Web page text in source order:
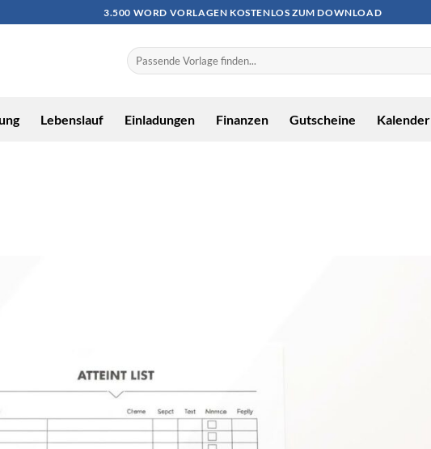
3.500 WORD VORLAGEN KOSTENLOS ZUM DOWNLOAD
Lebenslauf Einladungen Finanzen Gutscheine Kalender